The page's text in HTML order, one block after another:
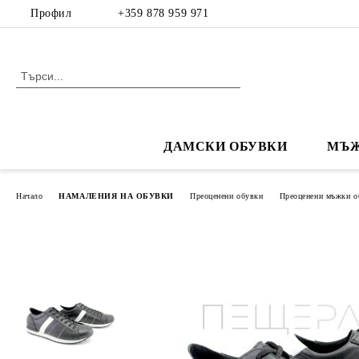
Профил +359 878 959 971
ДАМСКИ ОБУВКИ
Начало НАМАЛЕНИЯ НА ОБУВКИ Преоценени обувки Преоценени мъжки